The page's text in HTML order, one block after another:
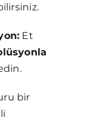
Et
bir